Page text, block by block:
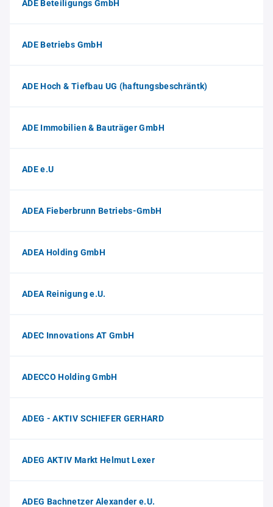
ADE Beteiligungs GmbH
ADE Betriebs GmbH
ADE Hoch & Tiefbau UG (haftungsbeschräntk)
ADE Immobilien & Bauträger GmbH
ADE e.U
ADEA Fieberbrunn Betriebs-GmbH
ADEA Holding GmbH
ADEA Reinigung e.U.
ADEC Innovations AT GmbH
ADECCO Holding GmbH
ADEG - AKTIV SCHIEFER GERHARD
ADEG AKTIV Markt Helmut Lexer
ADEG Bachnetzer Alexander e.U.